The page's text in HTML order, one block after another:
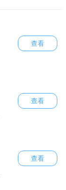
查看
查看
查看